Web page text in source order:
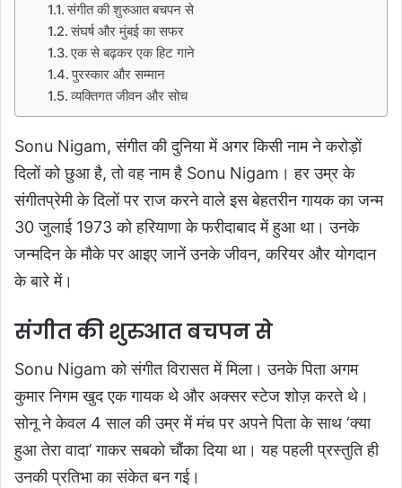
संगीत की शुरुआत बचपन से
संघर्ष और मुंबई का सफर
एक से बढ़कर एक हिट गाने
पुरस्कार और सम्मान
व्यक्तिगत जीवन और सोच
Sonu Nigam, संगीत की दुनिया में अगर किसी नाम ने करोड़ों
दिलों को छुआ है, तो वह नाम है Sonu Nigam। हर उम्र के
संगीतप्रेमी के दिलों पर राज करने वाले इस बेहतरीन गायक का जन्म
30 जुलाई 1973 को हरियाणा के फरीदाबाद में हुआ था। उनके
जन्मदिन के मौके पर आइए जानें उनके जीवन, करियर और योगदान
के बारे में।
संगीत की शुरुआत बचपन से
Sonu Nigam को संगीत विरासत में मिला। उनके पिता अगम
कुमार निगम खुद एक गायक थे और अक्सर स्टेज शोज़ करते थे।
सोनू ने केवल 4 साल की उम्र में मंच पर अपने पिता के साथ ‘क्या
हुआ तेरा वादा’ गाकर सबको चौंका दिया था। यह पहली प्रस्तुति ही
उनकी प्रतिभा का संकेत बन गई।